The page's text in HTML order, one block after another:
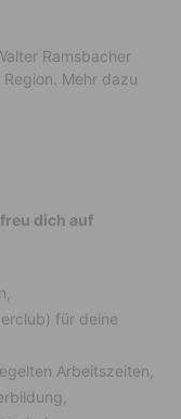
Ramsbacher
Mehr dazu
dich auf
für deine
Arbeitszeiten,